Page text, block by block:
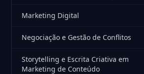
Marketing Digital
Negociação e Gestão de Conflitos
Storytelling e Escrita Criativa em
Marketing de Conteúdo